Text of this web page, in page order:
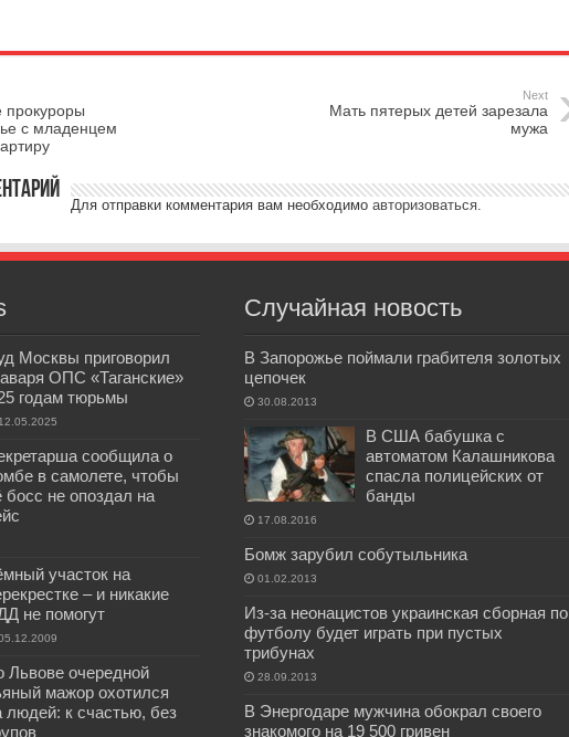
прокуроры
с младенцем
Next
Мать пятерых детей зарезала
мужа
Для отправки комментария вам необходимо авторизоваться.
Москвы приговорил
ОПС «Таганские»
годам тюрьмы
12.05.2025
сообщила о
в самолете, чтобы
босс не опоздал на
участок на
– и никакие
не помогут
Львове очередной
мажор охотился
людей: к счастью, без
Случайная новость
В Запорожье поймали грабителя золотых
цепочек
30.08.2013
В США бабушка с
автоматом Калашникова
спасла полицейских от
банды
17.08.2016
Бомж зарубил собутыльника
01.02.2013
Из-за неонацистов украинская сборная по
футболу будет играть при пустых
трибунах
28.09.2013
В Энергодаре мужчина обокрал своего
знакомого на 19 500 гривен